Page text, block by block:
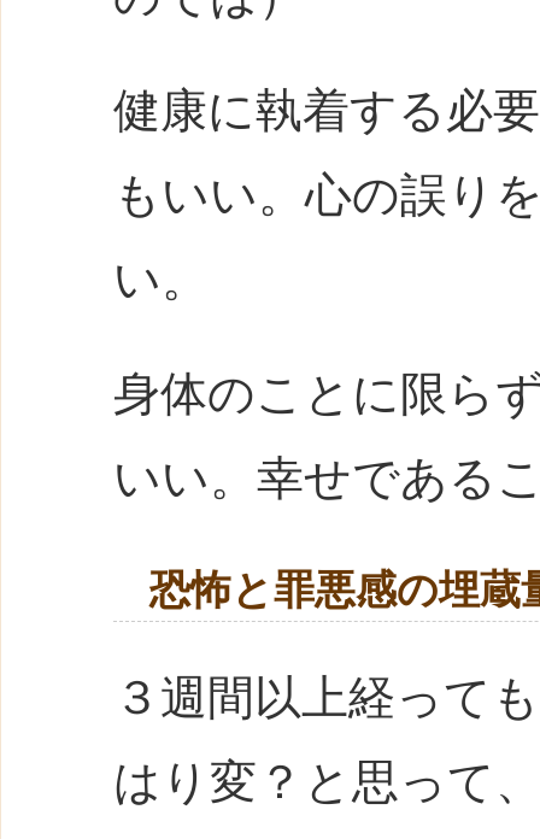
健康に執着する必
もいい。心の誤り
い。
身体のことに限ら
いい。幸せである
恐怖と罪悪感の埋
３週間以上経って
はり変？と思って